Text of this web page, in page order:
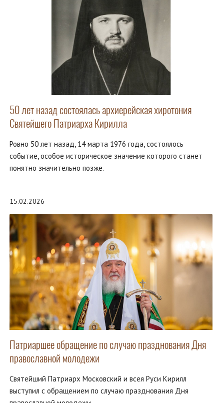
50 лет назад состоялась архиерейская хиротония
Святейшего Патриарха Кирилла
Ровно 50 лет назад, 14 марта 1976 года, состоялось
событие, особое историческое значение которого станет
понятно значительно позже.
15.02.2026
Патриаршее обращение по случаю празднования Дня
православной молодежи
Святейший Патриарх Московский и всея Руси Кирилл
выступил с обращением по случаю празднования Дня